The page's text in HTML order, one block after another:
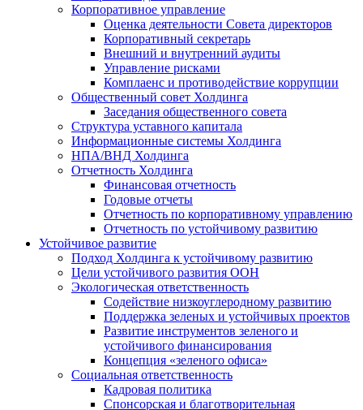
Корпоративное управление
Оценка деятельности Совета директоров
Корпоративный секретарь
Внешний и внутренний аудиты
Управление рисками
Комплаенс и противодействие коррупции
Общественный совет Холдинга
Заседания общественного совета
Структура уставного капитала
Информационные системы Холдинга
НПА/ВНД Холдинга
Отчетность Холдинга
Финансовая отчетность
Годовые отчеты
Отчетность по корпоративному управлению
Отчетность по устойчивому развитию
Устойчивое развитие
Подход Холдинга к устойчивому развитию
Цели устойчивого развития ООН
Экологическая ответственность
Содействие низкоуглеродному развитию
Поддержка зеленых и устойчивых проектов
Развитие инструментов зеленого и
устойчивого финансирования
Концепция «зеленого офиса»
Социальная ответственность
Кадровая политика
Спонсорская и благотворительная